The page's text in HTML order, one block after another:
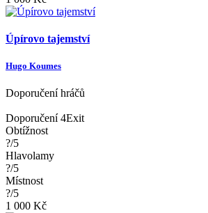
Úpírovo tajemství
Hugo Koumes
Doporučení hráčů
Doporučení 4Exit
Obtížnost
?/5
Hlavolamy
?/5
Místnost
?/5
1 000 Kč